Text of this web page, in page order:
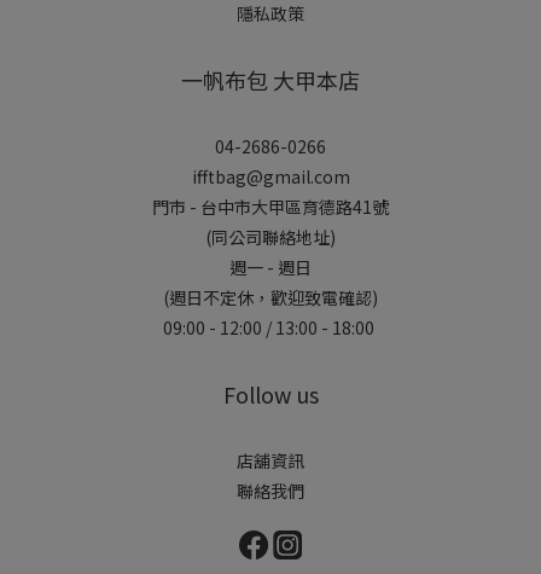
隱私政策
一帆布包 大甲本店
04-2686-0266
ifftbag@gmail.com
門市 - 台中市大甲區育德路41號
(同公司聯絡地址)
週一 - 週日
(週日不定休，歡迎致電確認)
09:00 - 12:00 / 13:00 - 18:00
Follow us
店舖資訊
聯絡我們